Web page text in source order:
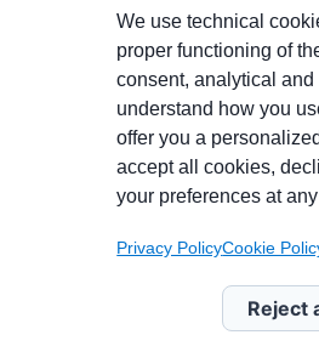
X.com
Il Giornale delle PMI.
Testata giornalistica
registrata al Tribunale di
Milano n. 353 del 19
novembre 2013 Powered By
We use technical
proper functioning of
consent, analytical
understand how you
offer you a
accept all cookies,
your preferences at
Privacy PolicyCookie
Reject